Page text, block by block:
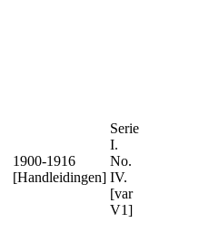
1900-1916
[Handleidingen]
Serie
I.
No.
IV.
[var
V1]